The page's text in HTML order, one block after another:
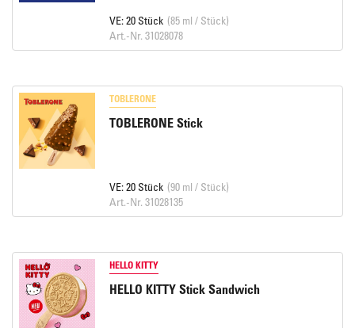
VE: 20 Stück (85 ml / Stück)
Art.-Nr. 31028078
TOBLERONE
TOBLERONE Stick
VE: 20 Stück (90 ml / Stück)
Art.-Nr. 31028135
HELLO KITTY
HELLO KITTY Stick Sandwich